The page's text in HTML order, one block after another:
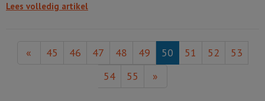
Lees volledig artikel
« 45 46 47 48 49 50 51 52
53
54
55 »